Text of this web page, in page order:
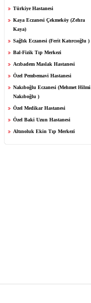
Türkiye Hastanesi
Kaya Eczanesi Çekmeköy (Zehra
Kaya)
Sağlık Eczanesi (Ferit Katırcıoğlu )
Bal-Fizik Tıp Merkezi
Acıbadem Maslak Hastanesi
Özel Pembemavi Hastanesi
Nakıboğlu Eczanesi (Mehmet Hilmi
Nakıboğlu )
Özel Medikar Hastanesi
Özel Baki Uzun Hastanesi
Altınoluk Ekin Tıp Merkezi